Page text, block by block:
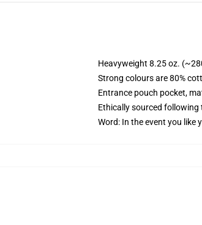
Heavyweight 8.25 oz.
Strong colours are 80%
Entrance pouch pocket,
Ethically sourced
Word: In the event you like